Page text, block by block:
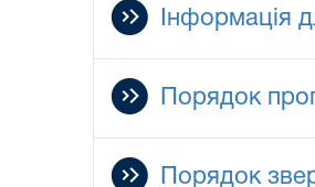
Інформація
Порядок
Порядок